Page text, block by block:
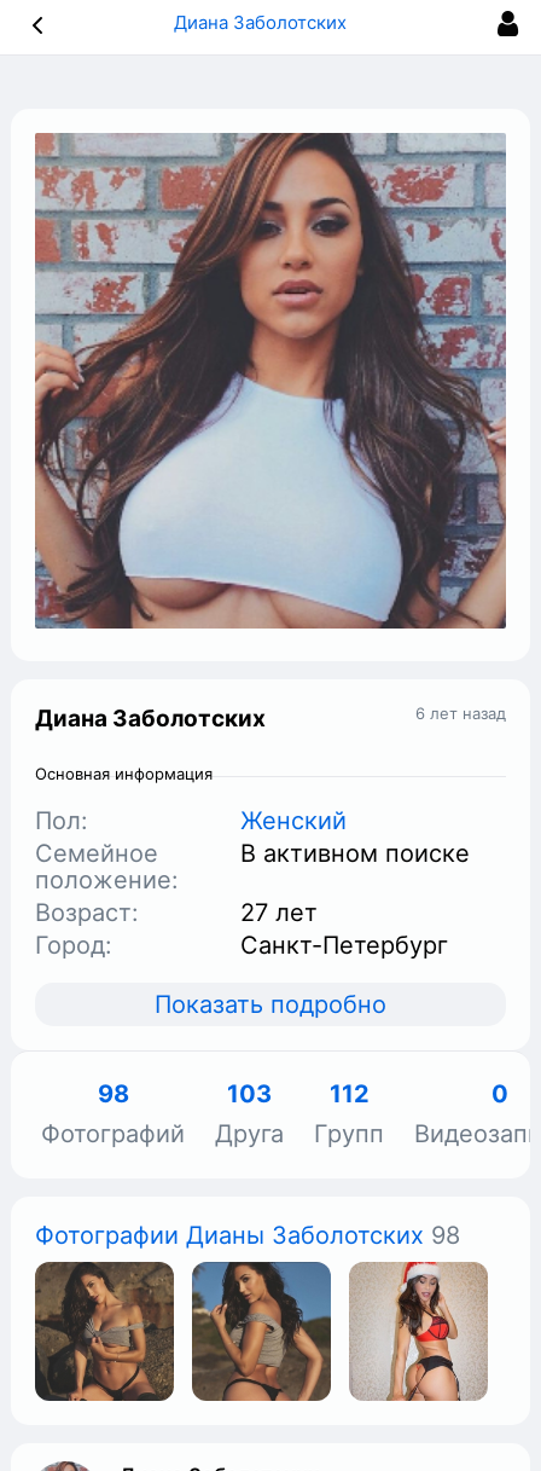
Диана Заболотских
6 лет назад
Диана Заболотских
Основная информация
Пол:
Женский
Семейное
положение:
В активном поиске
Возраст:
27 лет
Город:
Санкт-Петербург
Показать подробно
98
Фотографий
103
Друга
112
Групп
0
Фотографии Дианы Заболотских 98